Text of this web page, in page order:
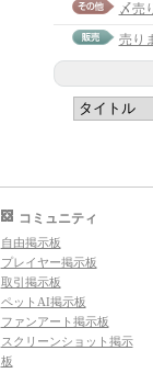
〆売
売り
コミュニティ
自由掲示板
プレイヤー掲示板
取引掲示板
ペットAI掲示板
ファンアート掲示板
スクリーンショット掲示
板